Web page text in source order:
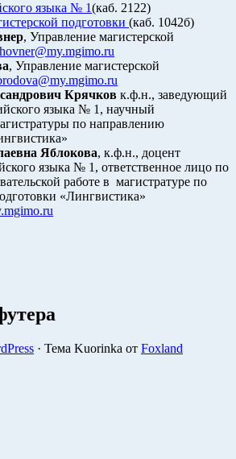
языка № 1(каб. 2122)
подготовки (каб. 1042б)
, Управление магистерской
, Управление магистерской
Крячков к.ф.н., заведующий
языка № 1, научный
по направлению
Яблокова, к.ф.н., доцент
языка № 1, ответственное лицо по
работе в магистратуре по
«Лингвистика»
· Тема Kuorinka от Foxland